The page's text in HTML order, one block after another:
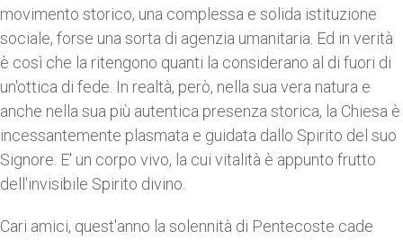
movimento storico, una complessa e solida istituzione
sociale, forse una sorta di agenzia umanitaria. Ed in verità
è così che la ritengono quanti la considerano al di fuori di
un'ottica di fede. In realtà, però, nella sua vera natura e
anche nella sua più autentica presenza storica, la Chiesa è
incessantemente plasmata e guidata dallo Spirito del suo
Signore. E' un corpo vivo, la cui vitalità è appunto frutto
dell'invisibile Spirito divino.
Cari amici, quest'anno la solennità di Pentecoste cade